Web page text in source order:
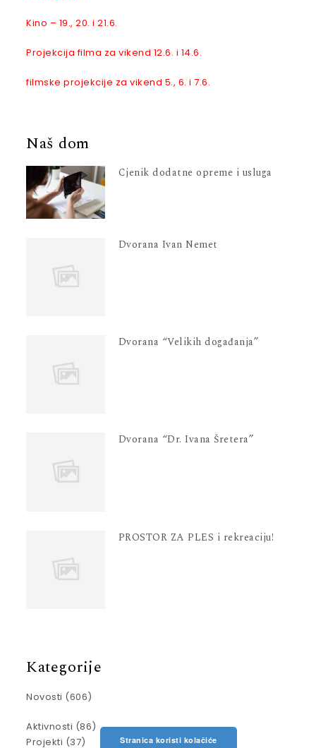
Kino – 19., 20. i 21.6.
Projekcija filma za vikend 12.6. i 14.6.
filmske projekcije za vikend 5., 6. i 7.6.
Naš dom
Cjenik dodatne opreme i usluga
Dvorana Ivan Nemet
Dvorana “Velikih događanja”
Dvorana “Dr. Ivana Šretera”
PROSTOR ZA PLES i rekreaciju!
Kategorije
Novosti (606)
Aktivnosti (86)
Projekti (37) Stranica koristi kolačiće